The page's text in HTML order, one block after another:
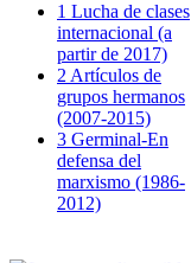
1 Lucha de clases
internacional (a
partir de 2017)
2 Artículos de
grupos hermanos
(2007-2015)
3 Germinal-En
defensa del
marxismo (1986-
2012)